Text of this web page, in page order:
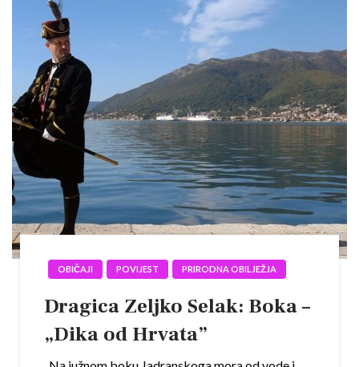
OBIČAJI POVIJEST PRIRODNA OBILJEŽJA
Dragica Zeljko Selak: Boka –
„Dika od Hrvata”